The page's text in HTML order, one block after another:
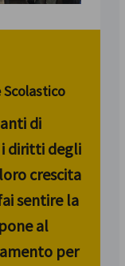
Scolastico
di
diritti degli
crescita
sentire la
al
per